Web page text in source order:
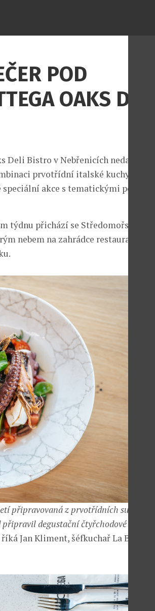
POD
OAKS DELI
Deli Bistro v Nebřenicích nedaleko
prvotřídní italské kuchyně a
akce s tematickými pokrmy a
týdnu přichází se Středomořským
nebem na zahrádce restaurace a v
připravovaná z prvotřídních surovin.
degustační čtyřchodové menu
říká Jan Kliment, šéfkuchař La Bottega